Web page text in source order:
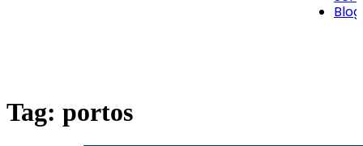
Blog
Tag: portos